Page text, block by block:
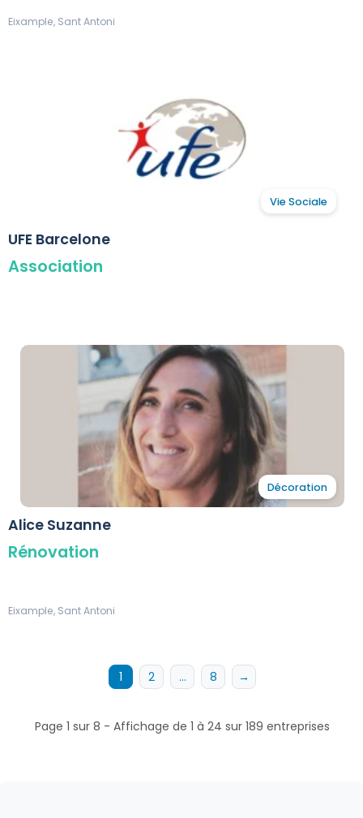
Eixample, Sant Antoni
Vie Sociale
UFE Barcelone
Association
Décoration
Alice Suzanne
Rénovation
Eixample, Sant Antoni
1 2 … 8 →
Page 1 sur 8 - Affichage de 1 à 24 sur 189 entreprises